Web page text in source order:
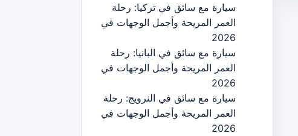
سيارة مع سائق في تركيا: رحلة
العمر المريحة وأجمل الوجهات في
2026
سيارة مع سائق في البانيا: رحلة
العمر المريحة وأجمل الوجهات في
2026
سيارة مع سائق في النرويج: رحلة
العمر المريحة وأجمل الوجهات في
2026